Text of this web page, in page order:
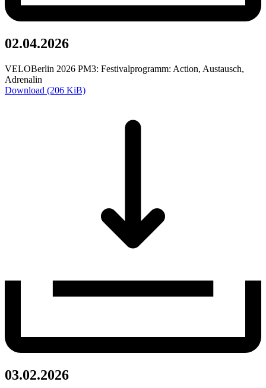
02.04.2026
VELOBerlin 2026 PM3: Festivalprogramm: Action, Austausch,
Adrenalin
Download (206 KiB)
03.02.2026